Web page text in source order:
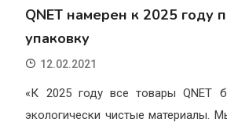
QNET намерен к 2025 году
упаковку
12.02.2021
«К 2025 году все товары QNET
экологически чистые материалы.